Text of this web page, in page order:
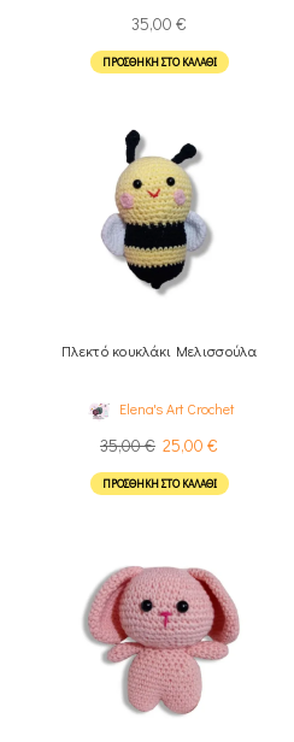
35,00 €
ΠΡΟΣΘΉΚΗ ΣΤΟ ΚΑΛΆΘΙ
Πλεκτό κουκλάκι Μελισσούλα
Elena's Art Crochet
35,00€ 25,00 €
ΠΡΟΣΘΉΚΗ ΣΤΟ ΚΑΛΆΘΙ